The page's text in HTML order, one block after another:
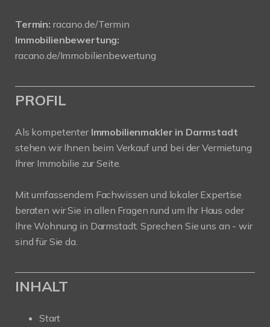
Termin: racano.de/Termin
Immobilienbewertung:
racano.de/Immobilienbewertung
PROFIL
Als kompetenter Immobilienmakler in Darmstadt
stehen wir Ihnen beim Verkauf und bei der Vermietung
Ihrer Immobilie zur Seite.
Mit umfassendem Fachwissen und lokaler Expertise
beraten wir Sie in allen Fragen rund um Ihr Haus oder
Ihre Wohnung in Darmstadt. Sprechen Sie uns an - wir
sind für Sie da.
INHALT
Start